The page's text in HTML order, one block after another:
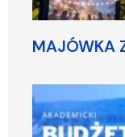
MAJÓWKA